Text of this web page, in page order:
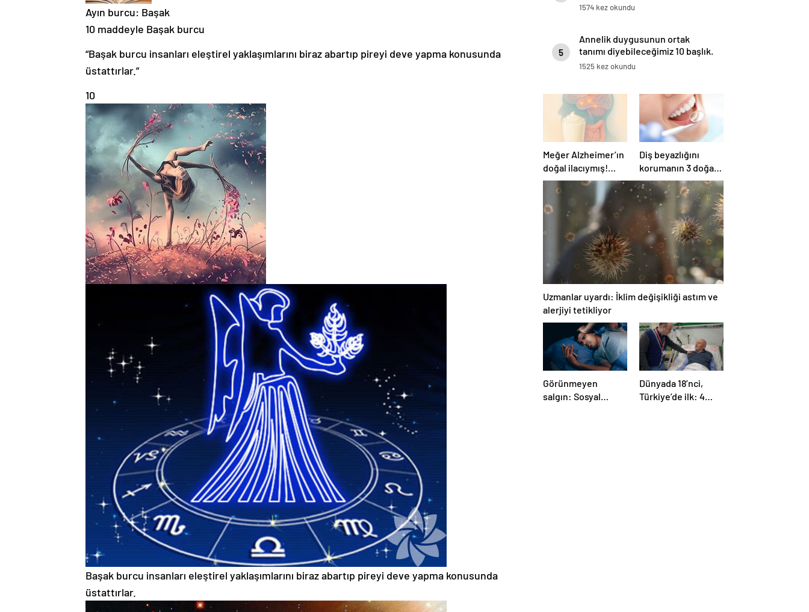
Ayın burcu: Başak
10 maddeyle Başak burcu
“Başak burcu insanları eleştirel yaklaşımlarını biraz abartıp pireyi deve yapma konusunda
üstattırlar.”
10
Başak burcu insanları eleştirel yaklaşımlarını biraz abartıp pireyi deve yapma konusunda
üstattırlar.
1574 kez okundu
5
Annelik duygusunun ortak
tanımı diyebileceğimiz 10 başlık.
1525 kez okundu
Meğer Alzheimer’ın
doğal ilacıymış!
Bağırsak
iltihaplanmasını
önlüyor…
Diş beyazlığını
korumanın 3 doğal
yolu
Uzmanlar uyardı: İklim değişikliği astım ve
alerjiyi tetikliyor
Görünmeyen
salgın: Sosyal
Dünyada 18’nci,
Türkiye’de ilk: 4